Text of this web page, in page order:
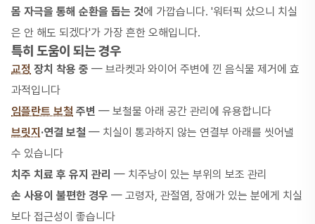
몸 자극을 통해 순환을 돕는 것에 가깝습니다. '워터픽 샀으니 치실
은 안 해도 되겠다'가 가장 흔한 오해입니다.
특히 도움이 되는 경우
교정 장치 착용 중 — 브라켓과 와이어 주변에 낀 음식물 제거에 효
과적입니다
임플란트 보철 주변 — 보철물 아래 공간 관리에 유용합니다
브릿지 ·연결 보철 — 치실이 통과하지 않는 연결부 아래를 씻어낼
수 있습니다
치주 치료 후 유지 관리 — 치주낭이 있는 부위의 보조 관리
손 사용이 불편한 경우 — 고령자, 관절염, 장애가 있는 분에게 치실
보다 접근성이 좋습니다